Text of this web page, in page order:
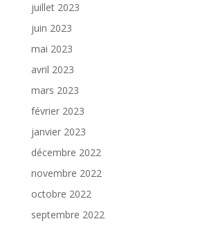
juillet 2023
juin 2023
mai 2023
avril 2023
mars 2023
février 2023
janvier 2023
décembre 2022
novembre 2022
octobre 2022
septembre 2022